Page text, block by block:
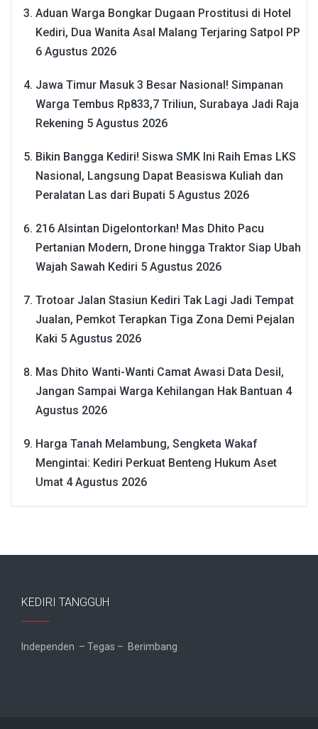
Aduan Warga Bongkar Dugaan Prostitusi di Hotel
Kediri, Dua Wanita Asal Malang Terjaring Satpol PP
6 Agustus 2026
Jawa Timur Masuk 3 Besar Nasional! Simpanan
Warga Tembus Rp833,7 Triliun, Surabaya Jadi Raja
Rekening 5 Agustus 2026
Bikin Bangga Kediri! Siswa SMK Ini Raih Emas LKS
Nasional, Langsung Dapat Beasiswa Kuliah dan
Peralatan Las dari Bupati 5 Agustus 2026
216 Alsintan Digelontorkan! Mas Dhito Pacu
Pertanian Modern, Drone hingga Traktor Siap Ubah
Wajah Sawah Kediri 5 Agustus 2026
Trotoar Jalan Stasiun Kediri Tak Lagi Jadi Tempat
Jualan, Pemkot Terapkan Tiga Zona Demi Pejalan
Kaki 5 Agustus 2026
Mas Dhito Wanti-Wanti Camat Awasi Data Desil,
Jangan Sampai Warga Kehilangan Hak Bantuan 4
Agustus 2026
Harga Tanah Melambung, Sengketa Wakaf
Mengintai: Kediri Perkuat Benteng Hukum Aset
Umat 4 Agustus 2026
KEDIRI TANGGUH
Independen – Tegas – Berimbang